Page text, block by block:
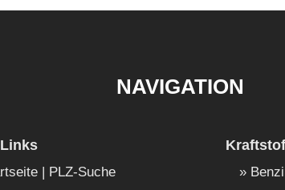
NAVIGATION
| PLZ-Suche